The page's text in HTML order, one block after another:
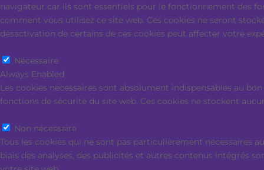
navigateur car ils sont essentiels pour le fonctionnement des
comment vous utilisez ce site web. Ces cookies ne seront
désactivation de certains de ces cookies peut affecter votre
Nécessaire
Always Enabled
Les cookies nécessaires sont absolument indispensables au
fonctions de sécurité du site web. Ces cookies ne stockent
Non nécessaire
Tous les cookies qui ne sont pas particulièrement nécessaires
biais des analyses, des publicités et autres contenus intégrés